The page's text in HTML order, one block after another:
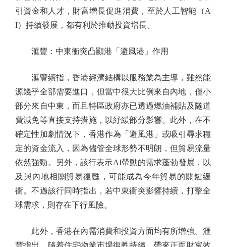
引資金和人才，財富增長促進消費，至於人工智能（A
I）持續發展，都有利於推動投資增長。
滙豐：中東衝突凸顯港「避風港」作用
滙豐續指，香港經濟結構以服務業為主導，雖然能
源幾乎全部需要進口，但當中很大比例來自內地，僅小
部分來自中東，而且特區政府亦已透過燃油補貼及隧道
費減免等直接支持措施，以紓緩部分影響。此外，在不
確定性加劇情況下，香港作為「避風港」或吸引尋求穩
定的資金流入，因為儘管全球形勢不明朗，但貿易流量
依然強勁。另外，該行表示AI帶動的需求蓬勃發展，以
及與內地相關貿易復甦，可能成為今年貿易的關鍵緩
衝。不過該行同時指出，若中東衝突影響持續，打擊全
球需求，則存在下行風險。
此外，香港在內需消費和投資方面均有所增強。滙
豐指出，隨着住宅物業市場復甦持續，帶來正面財富效